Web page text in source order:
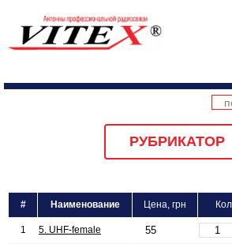
РУБРИКАТОР
# Наименование Цена, грн
1 5. UHF-female